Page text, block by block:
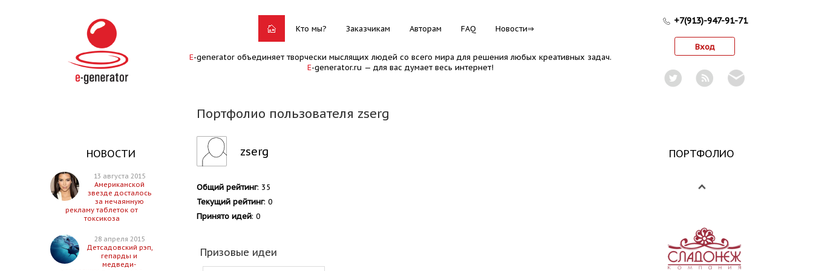
Кто мы? Заказчикам Авторам FAQ Новости
E-generator объединяет творчески мыслящих людей со всего мира для решения любых креативных задач.
E-generator.ru — для вас думает весь интернет!
+7(913)-947-91-71
Вход
Портфолио пользователя zserg
НОВОСТИ
13 августа 2015
Американской
звезде досталось
за нечаянную
рекламу таблеток от
токсикоза
28 апреля 2015
Детсадовский рэп,
гепарды и
медведи-
zserg
Общий рейтинг: 35
Текущий рейтинг: 0
Принято идей: 0
Призовые идеи
ПОРТФОЛИО